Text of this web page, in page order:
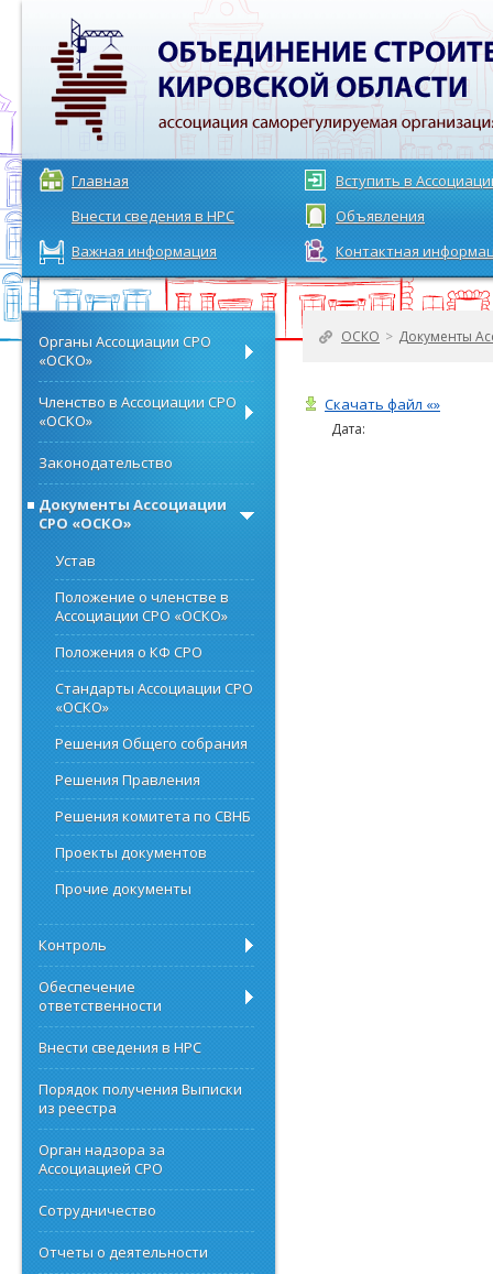
Главная
Вступить в
Внести сведения в НРС
Объявления
Важная информация
Контактная
ОСКО > Документы
Скачать файл «»
Дата:
Органы Ассоциации СРО
«ОСКО»
Членство в Ассоциации СРО
«ОСКО»
Законодательство
Документы Ассоциации
СРО «ОСКО»
Устав
Положение о членстве в
Ассоциации СРО «ОСКО»
Положения о КФ СРО
Стандарты Ассоциации СРО
«ОСКО»
Решения Общего собрания
Решения Правления
Решения комитета по СВНБ
Проекты документов
Прочие документы
Контроль
Обеспечение
ответственности
Внести сведения в НРС
Порядок получения Выписки
из реестра
Орган надзора за
Ассоциацией СРО
Сотрудничество
Отчеты о деятельности